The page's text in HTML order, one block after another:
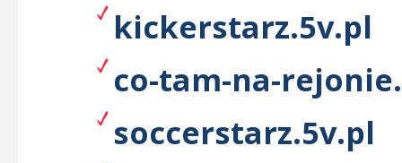
kickerstarz.5v.pl
co-tam-na-
soccerstarz.5v.pl